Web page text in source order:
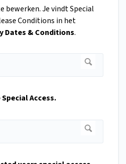
bewerken. Je vindt Special
Conditions in het
Dates & Conditions.
Special Access.